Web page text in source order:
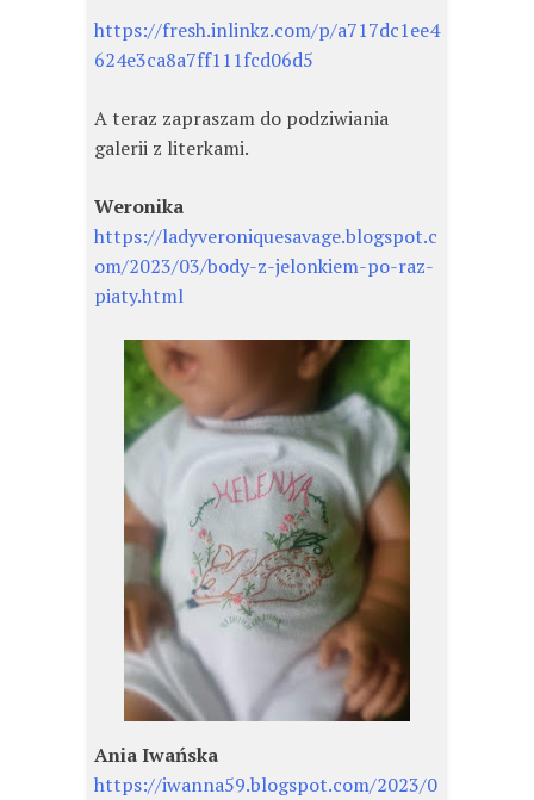
https://fresh.inlinkz.com/p/a717dc1ee4
624e3ca8a7ff111fcd06d5
A teraz zapraszam do podziwiania
galerii z literkami.
Weronika
https://ladyveroniquesavage.blogspot.c
om/2023/03/body-z-jelonkiem-po-raz-
piaty.html
Ania Iwańska
https://iwanna59.blogspot.com/2023/0